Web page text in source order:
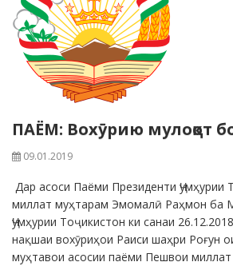
ПАЁМ: Вохӯрию мулоқот
09.01.2019
Дар асоси Паёми Президенти
миллат муҳтарам Эмомалӣ Раҳмон ба
Ҷумҳурии Тоҷикистон ки санаи
нақшаи вохӯриҳои Раиси шаҳри Роғун
муҳтавои асосии паёми Пешвои миллат